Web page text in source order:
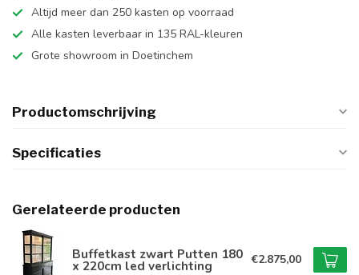
Altijd meer dan 250 kasten op voorraad
Alle kasten leverbaar in 135 RAL-kleuren
Grote showroom in Doetinchem
Productomschrijving
Specificaties
Gerelateerde producten
Buffetkast zwart Putten 180
x 220cm led verlichting €2.875,00